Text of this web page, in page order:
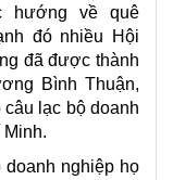
hướng về quê
đó nhiều Hội
đã được thành
Bình Thuận,
lạc bộ doanh
nghiệp họ